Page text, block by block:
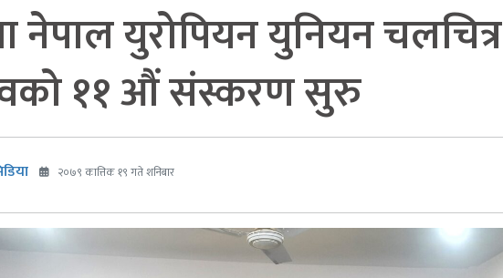
नेपाल युरोपियन युनियन चलचित्र
११ औं संस्करण सुरु
२०७९ कात्तिक १९ गते शनिबार